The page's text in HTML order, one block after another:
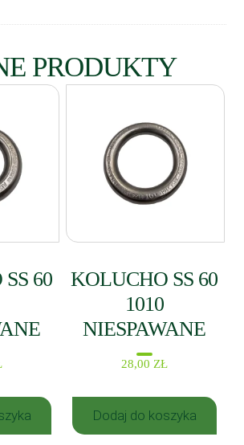
PRODUKTY
60
KOLUCHO SS 60
1010
NIESPAWANE
28,00 ZŁ
Dodaj do koszyka